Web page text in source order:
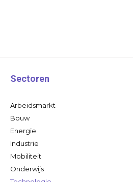
Sectoren
Arbeidsmarkt
Bouw
Energie
Industrie
Mobiliteit
Onderwijs